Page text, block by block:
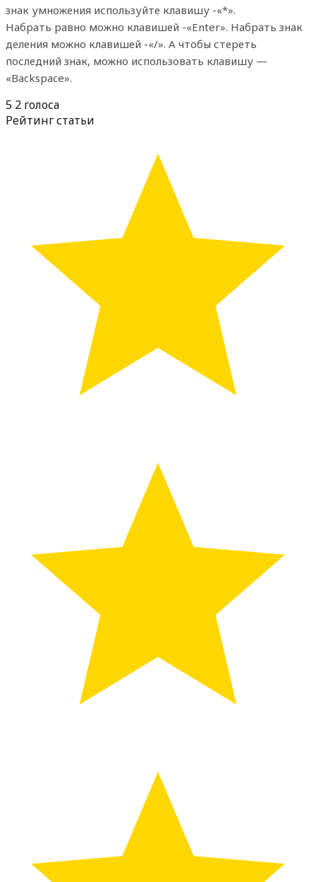
знак умножения используйте клавишу -«*».
Набрать равно можно клавишей -«Enter». Набрать знак
деления можно клавишей -«/». А чтобы стереть
последний знак, можно использовать клавишу —
«Backspace».
5 2 голоса
Рейтинг статьи